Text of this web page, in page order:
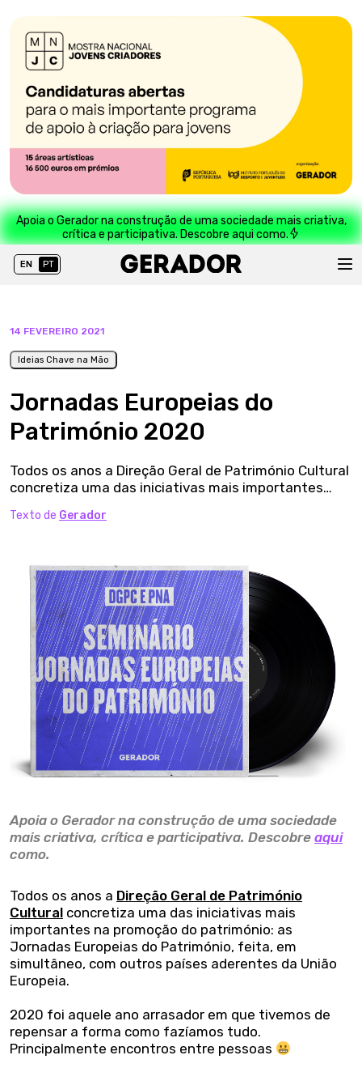
Apoia o Gerador na construção de uma sociedade mais criativa,
crítica e participativa. Descobre aqui como.
EN PT
14 FEVEREIRO 2021
Ideias Chave na Mão
Jornadas Europeias do
Património 2020
Todos os anos a Direção Geral de Património Cultural
concretiza uma das iniciativas mais importantes…
Texto de Gerador
Apoia o Gerador na construção de uma sociedade
mais criativa, crítica e participativa. Descobre aqui
como.
Todos os anos a Direção Geral de Património
Cultural concretiza uma das iniciativas mais
importantes na promoção do património: as
Jornadas Europeias do Património, feita, em
simultâneo, com outros países aderentes da União
Europeia.
2020 foi aquele ano arrasador em que tivemos de
repensar a forma como fazíamos tudo.
Principalmente encontros entre pessoas